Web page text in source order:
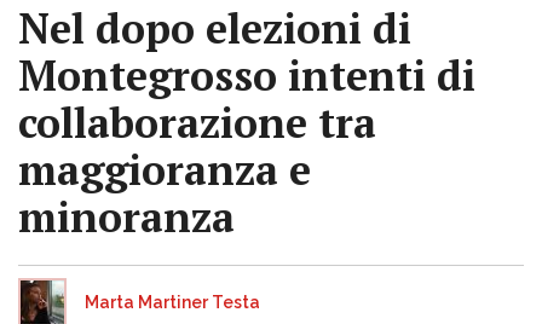
Nel dopo elezioni di
Montegrosso intenti di
collaborazione tra
maggioranza e
minoranza
Marta Martiner Testa